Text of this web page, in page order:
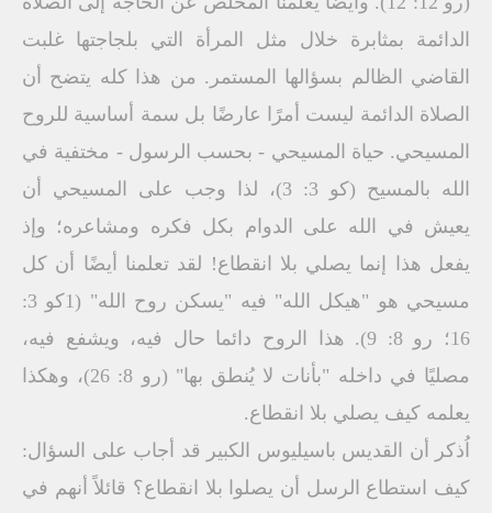
الدائمة بمثابرة خلال مثل المرأة التي بلجاجتها غلبت
القاضي الظالم بسؤالها المستمر. من هذا كله يتضح أن
الصلاة الدائمة ليست أمرًا عارضًا بل سمة أساسية للروح
المسيحي. حياة المسيحي - بحسب الرسول - مختفية في
الله بالمسيح (كو 3: 3)، لذا وجب على المسيحي أن
يعيش في الله على الدوام بكل فكره ومشاعره؛ وإذ
يفعل هذا إنما يصلي بلا انقطاع! لقد تعلمنا أيضًا أن كل
مسيحي هو "هيكل الله" فيه "يسكن روح الله" (1كو 3:
16؛ رو 8: 9). هذا الروح دائما حال فيه، ويشفع فيه،
مصليًا في داخله "بأنات لا يُنطق بها" (رو 8: 26)، وهكذا
يعلمه كيف يصلي بلا انقطاع.
اُذكر أن القديس باسيليوس الكبير قد أجاب على السؤال:
كيف استطاع الرسل أن يصلوا بلا انقطاع؟ قائلاً أنهم في